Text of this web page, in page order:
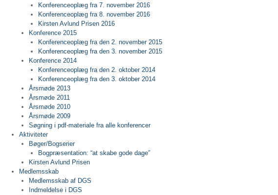
Konferenceoplæg fra 7. november 2016
Konferenceoplæg fra 8. november 2016
Kirsten Avlund Prisen 2016
Konference 2015
Konferenceoplæg fra den 2. november 2015
Konferenceoplæg fra den 3. november 2015
Konference 2014
Konferenceoplæg fra den 2. oktober 2014
Konferenceoplæg fra den 3. oktober 2014
Årsmøde 2013
Årsmøde 2011
Årsmøde 2010
Årsmøde 2009
Søgning i pdf-materiale fra alle konferencer
Aktiviteter
Bøger/Bogserier
Bogpræsentation: “at skabe gode dage”
Kirsten Avlund Prisen
Medlemsskab
Medlemsskab af DGS
Indmeldelse i DGS